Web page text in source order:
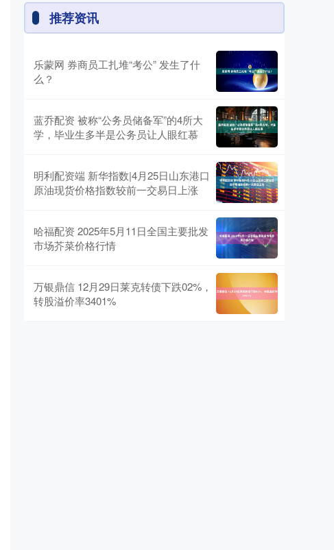
推荐资讯
乐蒙网 券商员工扎堆“考公” 发生了什
么？
蓝乔配资 被称“公务员储备军”的4所大
学，毕业生多半是公务员让人眼红慕
明利配资端 新华指数|4月25日山东港口
原油现货价格指数较前一交易日上涨
哈福配资 2025年5月11日全国主要批发
市场芥菜价格行情
万银鼎信 12月29日莱克转债下跌02%，
转股溢价率3401%